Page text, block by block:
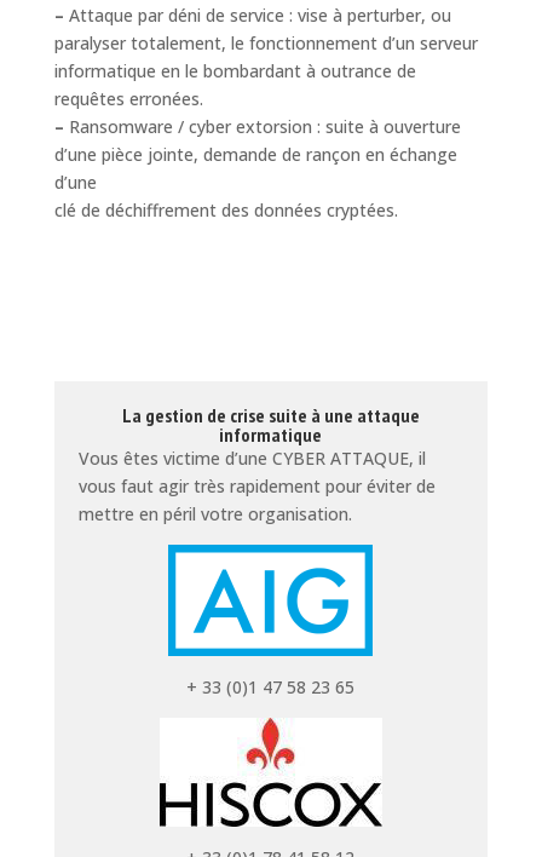
– Attaque par déni de service : vise à perturber, ou
paralyser totalement, le fonctionnement d’un serveur
informatique en le bombardant à outrance de
requêtes erronées.
– Ransomware / cyber extorsion : suite à ouverture
d’une pièce jointe, demande de rançon en échange
d’une
clé de déchiffrement des données cryptées.
La gestion de crise suite à une attaque
informatique
Vous êtes victime d’une CYBER ATTAQUE, il
vous faut agir très rapidement pour éviter de
mettre en péril votre organisation.
+ 33 (0)1 47 58 23 65